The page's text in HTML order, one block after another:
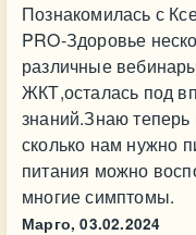
Познакомилась с
PRO-Здоровье
различные
ЖКТ,осталась под
знаний.Знаю
сколько нам нужно
питания можно
многие симптомы.
Марго, 03.02.2024